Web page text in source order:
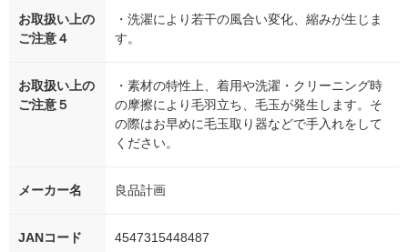
お取扱い上の
ご注意４
・洗濯により若干の風合い変化、縮みが生じま
す。
お取扱い上の
ご注意５
・素材の特性上、着用や洗濯・クリーニング時
の摩擦により毛羽立ち、毛玉が発生します。そ
の際はお早めに毛玉取り器などで手入れをして
ください。
メーカー名 良品計画
JANコード 4547315448487